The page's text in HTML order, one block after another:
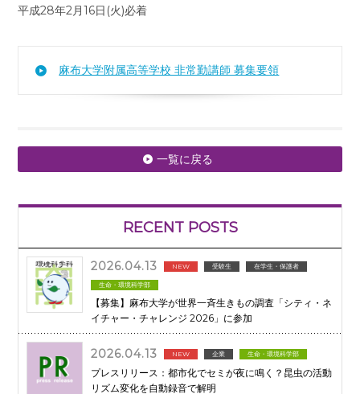
平成28年2月16日(火)必着
麻布大学附属高等学校 非常勤講師 募集要領
一覧に戻る
RECENT POSTS
2026.04.13 NEW 受験生 在学生・保護者
生命・環境科学部
【募集】麻布大学が世界一斉生きもの調査「シティ・ネ
イチャー・チャレンジ 2026」に参加
2026.04.13 NEW 企業 生命・環境科学部
プレスリリース：都市化でセミが夜に鳴く？昆虫の活動
リズム変化を自動録音で解明